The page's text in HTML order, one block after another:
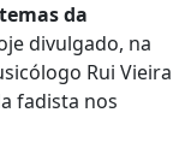
da
divulgado, na
Rui Vieira
fadista nos